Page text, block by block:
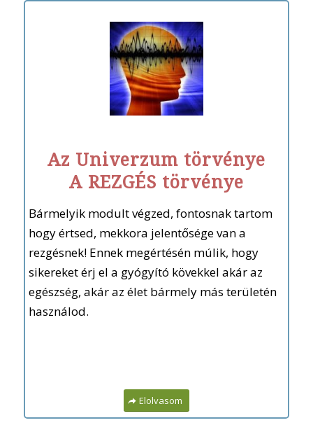
Az Univerzum törvénye
A REZGÉS törvénye
Bármelyik modult végzed, fontosnak tartom
hogy értsed, mekkora jelentősége van a
rezgésnek! Ennek megértésén múlik, hogy
sikereket érj el a gyógyító kövekkel akár az
egészség, akár az élet bármely más területén
használod.
Elolvasom